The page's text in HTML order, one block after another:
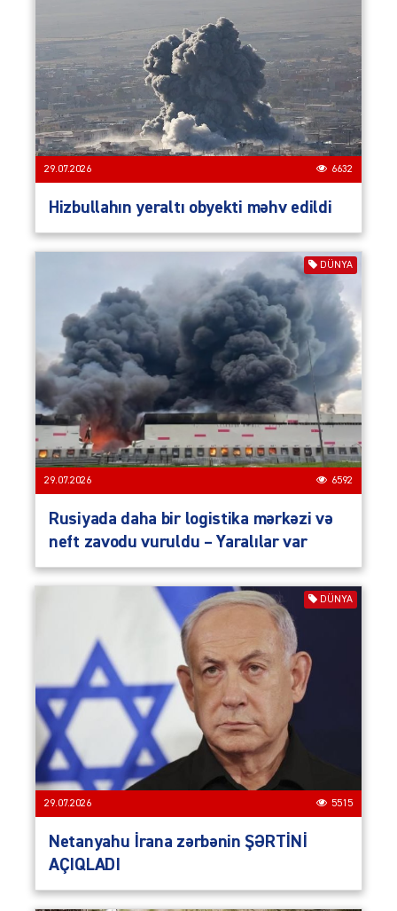
29.07.2026 6632
Hizbullahın yeraltı obyekti məhv edildi
DÜNYA
29.07.2026 6592
Rusiyada daha bir logistika mərkəzi və
neft zavodu vuruldu – Yaralılar var
DÜNYA
29.07.2026 5515
Netanyahu İrana zərbənin ŞƏRTİNİ
AÇIQLADI